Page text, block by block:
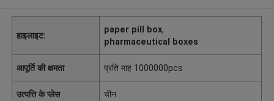
हाइलाइट:
paper pill box,
pharmaceutical boxes
आपूर्ति की क्षमता प्रति माह 1000000pcs
उत्पत्ति के प्लेस चीन